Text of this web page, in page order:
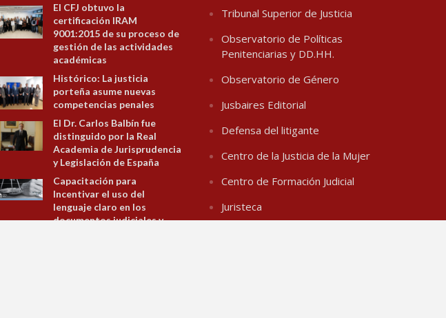
El CFJ obtuvo la
certificación IRAM
9001:2015 de su proceso de
gestión de las actividades
académicas
Histórico: La justicia
porteña asume nuevas
competencias penales
El Dr. Carlos Balbín fue
distinguido por la Real
Academia de Jurisprudencia
y Legislación de España
Capacitación para
Incentivar el uso del
lenguaje claro en los
documentos judiciales y
Tribunal Superior de Justicia
Observatorio de Políticas
Penitenciarias y DD.HH.
Observatorio de Género
Jusbaires Editorial
Defensa del litigante
Centro de la Justicia de la Mujer
Centro de Formación Judicial
Juristeca